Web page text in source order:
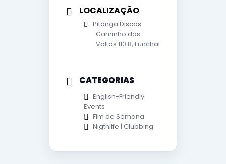
LOCALIZAÇÃO
Pitanga Discos
Caminho das
Voltas 110 B, Funchal
CATEGORIAS
English-Friendly
Events
Fim de Semana
Nigthlife | Clubbing